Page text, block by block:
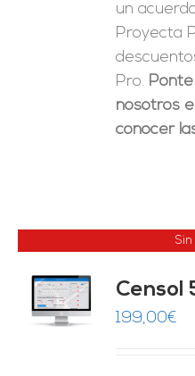
un
Proyecta
Pro.
nosotros
conocer
Sin
Censol
199,00€